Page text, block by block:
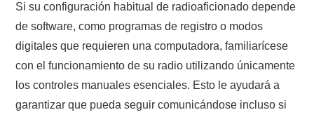
Si su configuración habitual de radioaficionado depende
de software, como programas de registro o modos
digitales que requieren una computadora, familiarícese
con el funcionamiento de su radio utilizando únicamente
los controles manuales esenciales. Esto le ayudará a
garantizar que pueda seguir comunicándose incluso si